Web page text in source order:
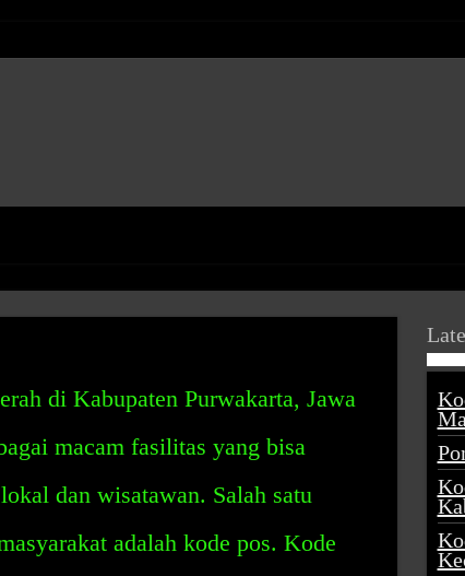
di Kabupaten Purwakarta, Jawa
macam fasilitas yang bisa
dan wisatawan. Salah satu
adalah kode pos. Kode